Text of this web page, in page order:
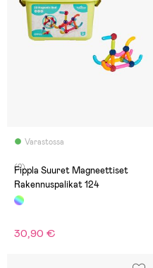
Varastossa
(2)
Fippla Suuret Magneettiset
Rakennuspalikat 124
30,90 €